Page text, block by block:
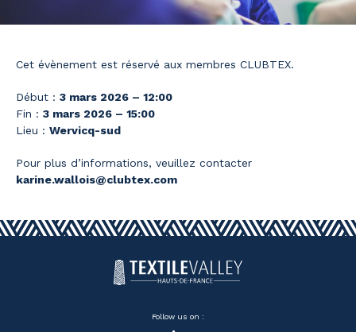
Cet évènement est réservé aux membres CLUBTEX.
Début : 3 mars 2026 – 12:00
Fin : 3 mars 2026 – 15:00
Lieu : Wervicq-sud
Pour plus d’informations, veuillez contacter
karine.wallois@clubtex.com
Follow us on :